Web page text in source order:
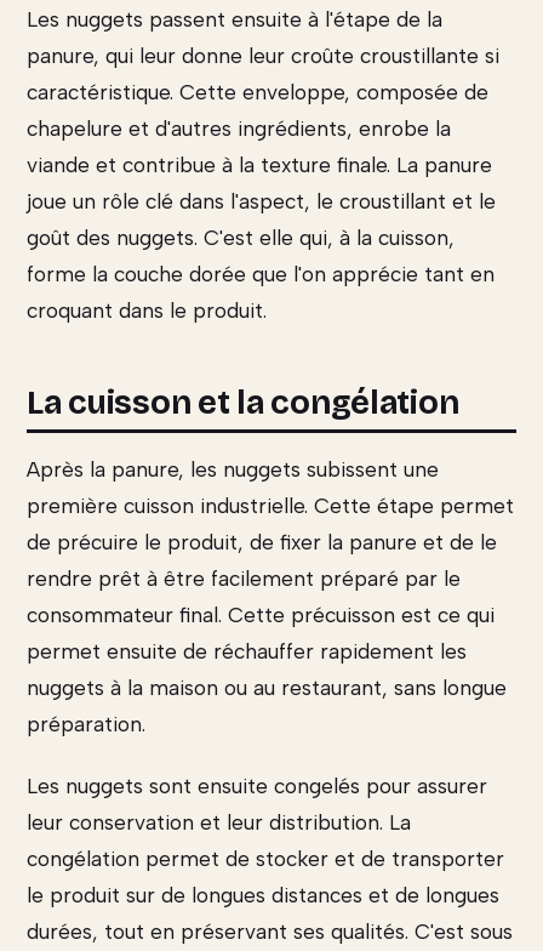
Les nuggets passent ensuite à l'étape de la
panure, qui leur donne leur croûte croustillante si
caractéristique. Cette enveloppe, composée de
chapelure et d'autres ingrédients, enrobe la
viande et contribue à la texture finale. La panure
joue un rôle clé dans l'aspect, le croustillant et le
goût des nuggets. C'est elle qui, à la cuisson,
forme la couche dorée que l'on apprécie tant en
croquant dans le produit.
La cuisson et la congélation
Après la panure, les nuggets subissent une
première cuisson industrielle. Cette étape permet
de précuire le produit, de fixer la panure et de le
rendre prêt à être facilement préparé par le
consommateur final. Cette précuisson est ce qui
permet ensuite de réchauffer rapidement les
nuggets à la maison ou au restaurant, sans longue
préparation.
Les nuggets sont ensuite congelés pour assurer
leur conservation et leur distribution. La
congélation permet de stocker et de transporter
le produit sur de longues distances et de longues
durées, tout en préservant ses qualités. C'est sous